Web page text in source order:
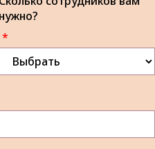
нужно?
*